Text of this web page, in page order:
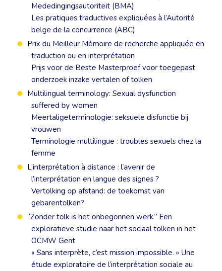
Mededingingsautoriteit (BMA)
Les pratiques traductives expliquées à l’Autorité
belge de la concurrence (ABC)
Prix du Meilleur Mémoire de recherche appliquée en
traduction ou en interprétation
Prijs voor de Beste Masterproef voor toegepast
onderzoek inzake vertalen of tolken
Multilingual terminology: Sexual dysfunction
suffered by women
Meertaligeterminologie: seksuele disfunctie bij
vrouwen
Terminologie multilingue : troubles sexuels chez la
femme
L’interprétation à distance : l’avenir de
l’interprétation en langue des signes ?
Vertolking op afstand: de toekomst van
gebarentolken?
“Zonder tolk is het onbegonnen werk.” Een
exploratieve studie naar het sociaal tolken in het
OCMW Gent
« Sans interprète, c’est mission impossible. » Une
étude exploratoire de l’interprétation sociale au